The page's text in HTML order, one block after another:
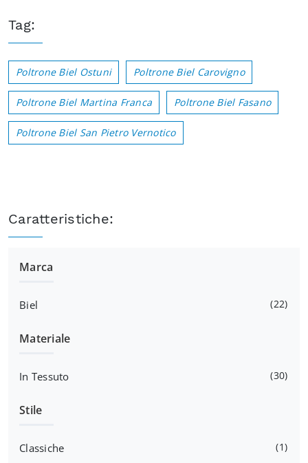
Tag:
Poltrone Biel Ostuni Poltrone Biel Carovigno
Poltrone Biel Martina Franca Poltrone Biel Fasano
Poltrone Biel San Pietro Vernotico
Caratteristiche:
Marca
Biel 22
Materiale
In Tessuto 30
Stile
Classiche 1